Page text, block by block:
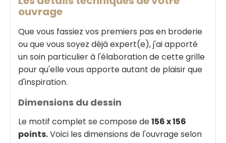
ouvrage
Que vous fassiez vos premiers pas en broderie
ou que vous soyez déjà expert(e), j'ai apporté
un soin particulier à l'élaboration de cette grille
pour qu'elle vous apporte autant de plaisir que
d'inspiration.
Dimensions du dessin
Le motif complet se compose de156 x 156
points.Voici les dimensions de l'ouvrage selon